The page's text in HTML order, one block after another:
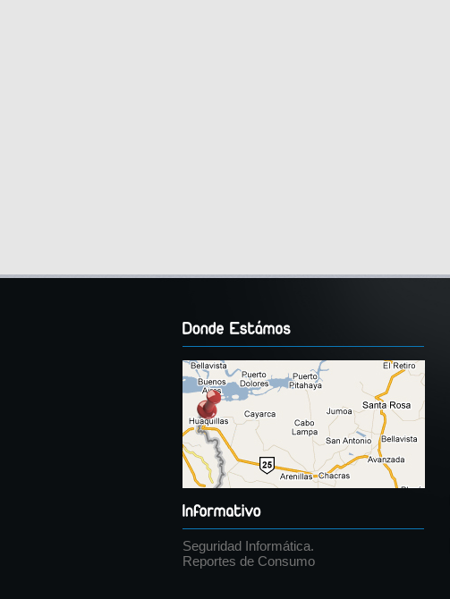
Seguridad Informática.
Reportes de Consumo